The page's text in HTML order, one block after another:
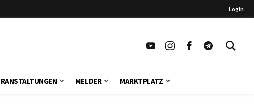
Login
MELDER MARKTPLATZ